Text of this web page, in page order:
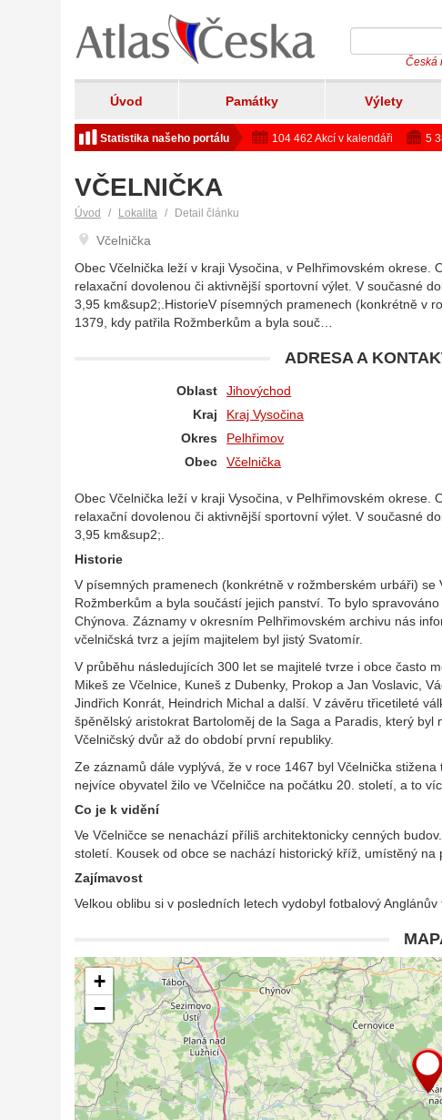
Česká
Úvod Památky Výlety
Statistika našeho portálu 104 462 Akcí v kalendáři 5
VČELNIČKA
Úvod Lokalita Detail článku
Včelnička
Obec Včelnička leží v kraji Vysočina, v Pelhřimovském
relaxační dovolenou či aktivnější sportovní výlet. V současné
3,95 km&sup2;.HistorieV písemných pramenech (konkrétně v
1379, kdy patřila Rožmberkům a byla souč…
ADRESA A
Oblast
Jihovýchod
Kraj
Kraj Vysočina
Okres
Pelhřimov
Obec
Včelnička
Obec Včelnička leží v kraji Vysočina, v Pelhřimovském
relaxační dovolenou či aktivnější sportovní výlet. V současné
3,95 km&sup2;.
Historie
V písemných pramenech (konkrétně v rožmberském urbáři)
Rožmberkům a byla součástí jejich panství. To bylo
Chýnova. Záznamy v okresním Pelhřimovském archivu nás
včelničská tvrz a jejím majitelem byl jistý Svatomír.
V průběhu následujících 300 let se majitelé tvrze i obce často
Mikeš ze Včelnice, Kuneš z Dubenky, Prokop a Jan Voslavic,
Jindřich Konrát, Heindrich Michal a další. V závěru třicetileté
špěnělský aristokrat Bartoloměj de la Saga a Paradis, který
Včelničský dvůr až do období první republiky.
Ze záznamů dále vyplývá, že v roce 1467 byl Včelnička
nejvíce obyvatel žilo ve Včelničce na počátku 20. století, a to
Co je k vidění
Ve Včelničce se nenachází příliš architektonicky cenných
století. Kousek od obce se nachází historický kříž, umístěný na
Zajímavost
Velkou oblibu si v posledních letech vydobyl fotbalový
+
−